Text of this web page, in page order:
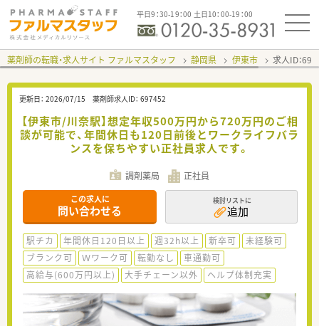
平日9：30-19：00 土日10：00-19：00
薬剤師の転職・求人サイト ファルマスタッフ 静岡県 伊東市 求人ID：
更新日： 2026/07/15 薬剤師求人ID： 697452
【伊東市/川奈駅】想定年収500万円から720万円のご相
談が可能で、年間休日も120日前後とワークライフバラ
ンスを保ちやすい正社員求人です。
調剤薬局 正社員
この求人に
問い合わせる
検討リストに
追加
駅チカ 年間休日120日以上 週32h以上 新卒可
未経験可
ブランク可
Ｗワーク可 転勤なし
車通勤可
高給与(600万円以上)
大手チェーン以外 ヘルプ体制充実